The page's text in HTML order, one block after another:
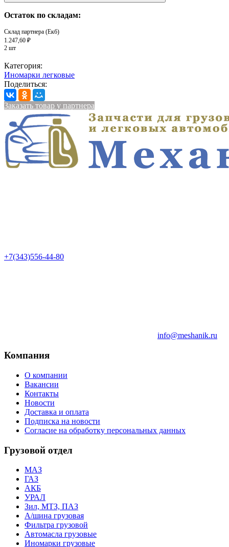
Остаток по складам:
Склад партнера (Екб)
1.247,60 ₽
2 шт
Категория:
Иномарки легковые
Поделиться:
Заказать товар у партнера
+7(343)556-44-80
info@meshanik.ru
Компания
О компании
Вакансии
Контакты
Новости
Доставка и оплата
Подписка на новости
Согласие на обработку персональных данных
Грузовой отдел
МАЗ
ГАЗ
АКБ
УРАЛ
Зил, МТЗ, ПАЗ
А/шина грузовая
Фильтра грузовой
Автомасла грузовые
Иномарки грузовые